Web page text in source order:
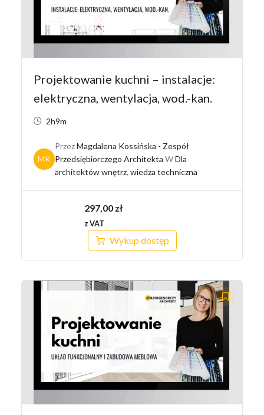
Projektowanie kuchni – instalacje:
elektryczna, wentylacja, wod.-kan.
2h9m
MK
PrzezMagdalena Kossińska - Zespół
Przedsiębiorczego Architekta WDla
architektów wnętrz, wiedza techniczna
297,00 zł
z VAT
Wykup dostęp